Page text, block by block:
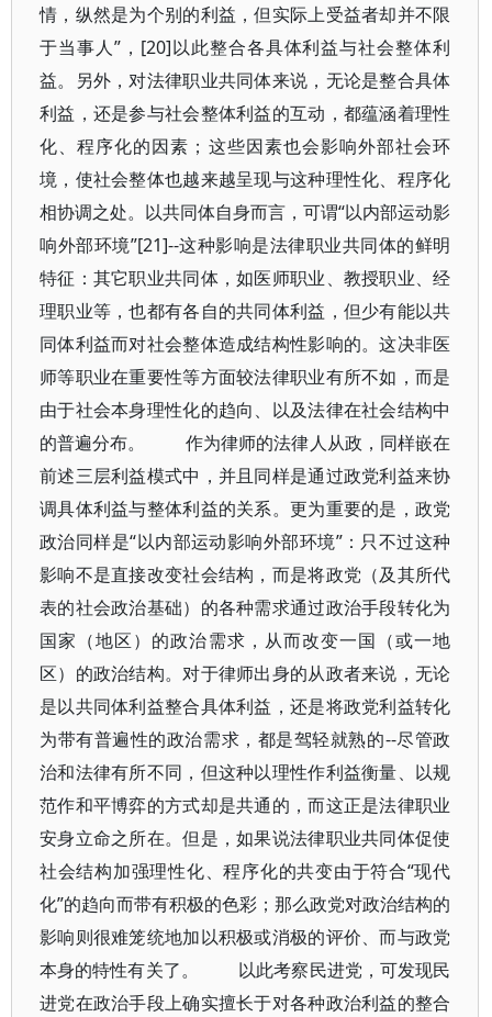
情，纵然是为个别的利益，但实际上受益者却并不限
于当事人”，[20]以此整合各具体利益与社会整体利
益。另外，对法律职业共同体来说，无论是整合具体
利益，还是参与社会整体利益的互动，都蕴涵着理性
化、程序化的因素；这些因素也会影响外部社会环
境，使社会整体也越来越呈现与这种理性化、程序化
相协调之处。以共同体自身而言，可谓“以内部运动影
响外部环境”[21]--这种影响是法律职业共同体的鲜明
特征：其它职业共同体，如医师职业、教授职业、经
理职业等，也都有各自的共同体利益，但少有能以共
同体利益而对社会整体造成结构性影响的。这决非医
师等职业在重要性等方面较法律职业有所不如，而是
由于社会本身理性化的趋向、以及法律在社会结构中
的普遍分布。 作为律师的法律人从政，同样嵌在
前述三层利益模式中，并且同样是通过政党利益来协
调具体利益与整体利益的关系。更为重要的是，政党
政治同样是“以内部运动影响外部环境”：只不过这种
影响不是直接改变社会结构，而是将政党（及其所代
表的社会政治基础）的各种需求通过政治手段转化为
国家（地区）的政治需求，从而改变一国（或一地
区）的政治结构。对于律师出身的从政者来说，无论
是以共同体利益整合具体利益，还是将政党利益转化
为带有普遍性的政治需求，都是驾轻就熟的--尽管政
治和法律有所不同，但这种以理性作利益衡量、以规
范作和平博弈的方式却是共通的，而这正是法律职业
安身立命之所在。但是，如果说法律职业共同体促使
社会结构加强理性化、程序化的共变由于符合“现代
化”的趋向而带有积极的色彩；那么政党对政治结构的
影响则很难笼统地加以积极或消极的评价、而与政党
本身的特性有关了。 以此考察民进党，可发现民
进党在政治手段上确实擅长于对各种政治利益的整合